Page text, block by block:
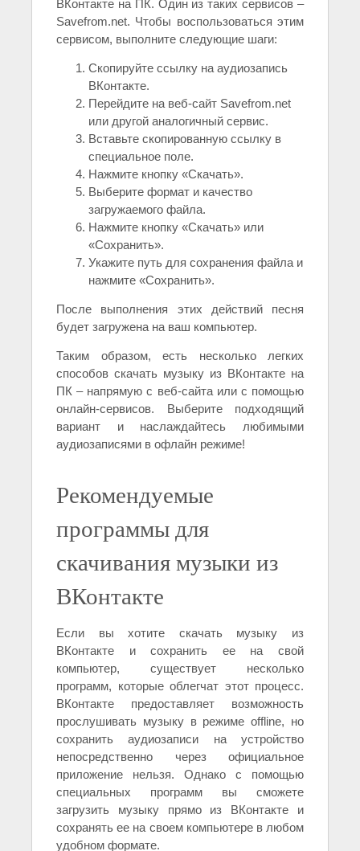
ВКонтакте на ПК. Один из таких сервисов –
Savefrom.net. Чтобы воспользоваться этим
сервисом, выполните следующие шаги:
Скопируйте ссылку на аудиозапись
ВКонтакте.
Перейдите на веб-сайт Savefrom.net
или другой аналогичный сервис.
Вставьте скопированную ссылку в
специальное поле.
Нажмите кнопку «Скачать».
Выберите формат и качество
загружаемого файла.
Нажмите кнопку «Скачать» или
«Сохранить».
Укажите путь для сохранения файла и
нажмите «Сохранить».
После выполнения этих действий песня
будет загружена на ваш компьютер.
Таким образом, есть несколько легких
способов скачать музыку из ВКонтакте на
ПК – напрямую с веб-сайта или с помощью
онлайн-сервисов. Выберите подходящий
вариант и наслаждайтесь любимыми
аудиозаписями в офлайн режиме!
Рекомендуемые
программы для
скачивания музыки из
ВКонтакте
Если вы хотите скачать музыку из
ВКонтакте и сохранить ее на свой
компьютер, существует несколько
программ, которые облегчат этот процесс.
ВКонтакте предоставляет возможность
прослушивать музыку в режиме offline, но
сохранить аудиозаписи на устройство
непосредственно через официальное
приложение нельзя. Однако с помощью
специальных программ вы сможете
загрузить музыку прямо из ВКонтакте и
сохранять ее на своем компьютере в любом
удобном формате.